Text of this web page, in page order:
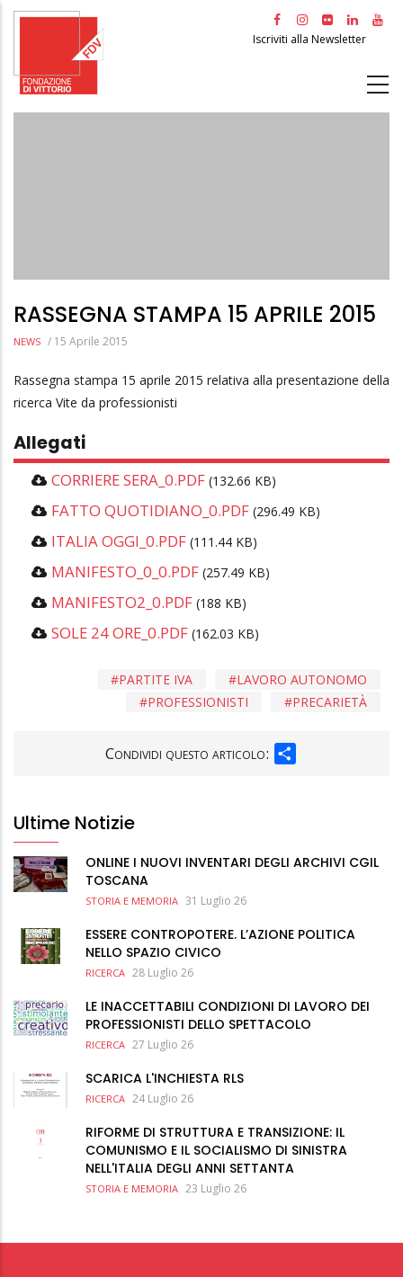
Salta
principale
Iscriviti alla Newsletter
RASSEGNA STAMPA 15 APRILE 2015
NEWS / 15 Aprile 2015
Rassegna stampa 15 aprile 2015 relativa alla presentazione della
ricerca Vite da professionisti
Allegati
CORRIERE SERA_0.PDF (132.66 KB)
FATTO QUOTIDIANO_0.PDF (296.49 KB)
ITALIA OGGI_0.PDF (111.44 KB)
MANIFESTO_0_0.PDF (257.49 KB)
MANIFESTO2_0.PDF (188 KB)
SOLE 24 ORE_0.PDF (162.03 KB)
LAVORO AUTONOMO
PARTITE IVA
PRECARIETÀ
PROFESSIONISTI
Condividi questo articolo:
Ultime Notizie
ONLINE I NUOVI INVENTARI DEGLI ARCHIVI CGIL
TOSCANA
STORIA E MEMORIA 31 Luglio 26
ESSERE CONTROPOTERE. L’AZIONE POLITICA
NELLO SPAZIO CIVICO
RICERCA 28 Luglio 26
LE INACCETTABILI CONDIZIONI DI LAVORO DEI
PROFESSIONISTI DELLO SPETTACOLO
RICERCA 27 Luglio 26
SCARICA L'INCHIESTA RLS
RICERCA 24 Luglio 26
RIFORME DI STRUTTURA E TRANSIZIONE: IL
COMUNISMO E IL SOCIALISMO DI SINISTRA
NELL'ITALIA DEGLI ANNI SETTANTA
STORIA E MEMORIA 23 Luglio 26